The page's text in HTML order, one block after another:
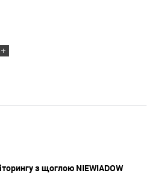
з щоглою NIEWIADOW